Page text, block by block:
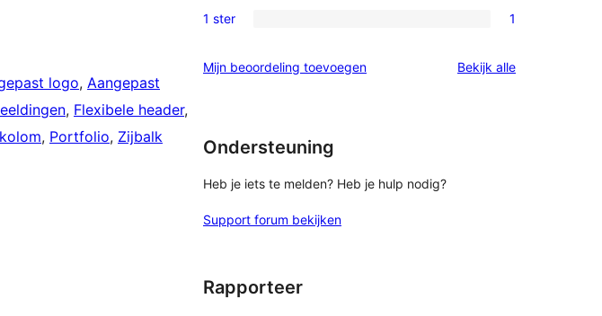
logo, Aangepast
, Flexibele header
, Portfolio, Zijbalk
2
beoordelingen
1
ster
1 ster 1
Mijn beoordeling toevoegen Bekijk allebeoordelingen
Ondersteuning
Heb je iets te melden? Heb je hulp nodig?
Support forum bekijken
Rapporteer